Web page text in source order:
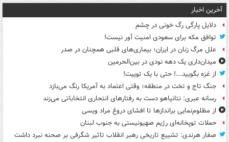
آخرین اخبار
دلایل پارگی رگ خونی در چشم
توافق مکه برای سعودی امنیت آور نیست!
علل مرگ زنان در ایران؛ بیماری‌های قلبی همچنان در صدر
میدان‌داری یک دهه نودی در بین‌الحرمین
از غزه بگویید...! حتی با یک توییت!
جنگ تاج و تخت در منطقه؛ وقتی اعتماد به آمریکا رنگ می‌بازد
رسانه عبری: نتانیاهو دست به رفتارهای انتحاری انتخاباتی می‌زند
از مظلوم‌نمایی براندازها تا افشای دروغ مراد ویسی
حملات توپخانه‌ای رژیم صهیونیستی به جنوب لبنان
صفار هرندی: تشییع تاریخی رهبر انقلاب تاثیر شگرفی بر صحنه نبرد داشت